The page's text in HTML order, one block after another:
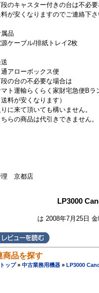
のキャスター付きの台は不必
が安くなりますのでご連絡下
品
源ケーブル/排紙トレイ2枚
通アローボックス便
の台の不必要な場合は
マト運輸らくらく家財宅急便Bラ
送料が安くなります）
に来て頂いても構いません。
ちらの商品は代引きできません。
理 京都店
LP3000
は 2008年7月25日
商品を探す
トップ» 中古業務用機器 » LP3000